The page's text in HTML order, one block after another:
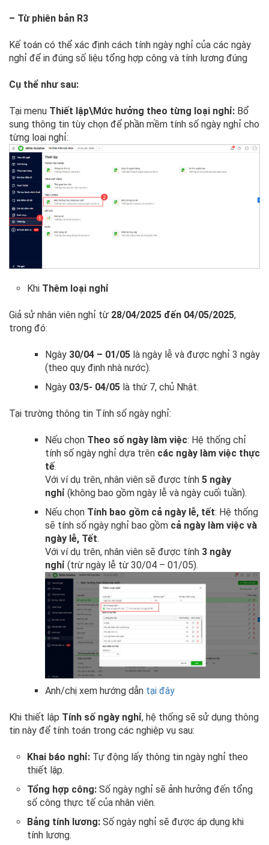
– Từ phiên bản R3
Kế toán có thể xác định cách tính ngày nghỉ của các ngày
nghỉ để in đúng số liệu tổng hợp công và tính lương đúng
Cụ thể như sau:
Tại menu Thiết lập\Mức hưởng theo từng loại nghỉ: Bổ
sung thông tin tùy chọn để phần mềm tính số ngày nghỉ cho
từng loại nghỉ:
Khi Thêm loại nghỉ
Giả sử nhân viên nghỉ từ 28/04/2025 đến 04/05/2025,
trong đó:
Ngày 30/04 – 01/05 là ngày lễ và được nghỉ 3 ngày
(theo quy định nhà nước).
Ngày 03/5- 04/05 là thứ 7, chủ Nhật.
Tại trường thông tin Tính số ngày nghỉ:
Nếu chọn Theo số ngày làm việc: Hệ thống chỉ
tính số ngày nghỉ dựa trên các ngày làm việc thực
tế.
Với ví dụ trên, nhân viên sẽ được tính 5 ngày
nghỉ (không bao gồm ngày lễ và ngày cuối tuần).
Nếu chọn Tính bao gồm cả ngày lễ, tết: Hệ thống
sẽ tính số ngày nghỉ bao gồm cả ngày làm việc và
ngày lễ, Tết.
Với ví dụ trên, nhân viên sẽ được tính 3 ngày
nghỉ (trừ ngày lễ từ 30/04 – 01/05).
Anh/chị xem hướng dẫn tại đây
Khi thiết lập Tính số ngày nghỉ, hệ thống sẽ sử dụng thông
tin này để tính toán trong các nghiệp vụ sau:
Khai báo nghỉ: Tự động lấy thông tin ngày nghỉ theo
thiết lập.
Tổng hợp công: Số ngày nghỉ sẽ ảnh hưởng đến tổng
số công thực tế của nhân viên.
Bảng tính lương: Số ngày nghỉ sẽ được áp dụng khi
tính lương.